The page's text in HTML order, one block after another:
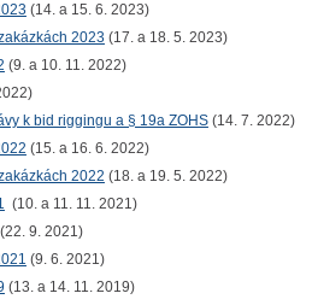
(14. a 15. 6. 2023)
2023 (17. a 18. 5. 2023)
(9. a 10. 11. 2022)
k bid riggingu a § 19a ZOHS(14. 7. 2022)
(15. a 16. 6. 2022)
2022 (18. a 19. 5. 2022)
(10. a 11. 11. 2021)
9. 2021)
(9. 6. 2021)
(13. a 14. 11. 2019)